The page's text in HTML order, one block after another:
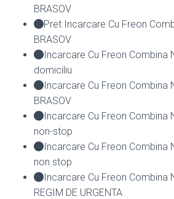
BRASOV
Pret Incarcare Cu Freon
BRASOV
Incarcare Cu Freon Combina
domiciliu
Incarcare Cu Freon Combina
BRASOV
Incarcare Cu Freon Combina
non-stop
Incarcare Cu Freon Combina
non stop
Incarcare Cu Freon Combina
REGIM DE URGENTA